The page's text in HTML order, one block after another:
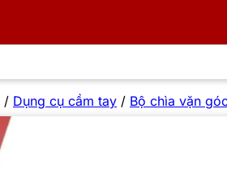
/ Dụng cụ cầm tay / Bộ chìa vặn